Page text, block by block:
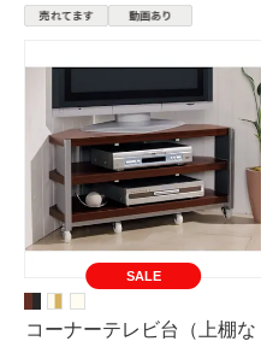
SALE
コーナーテレビ台（上棚な